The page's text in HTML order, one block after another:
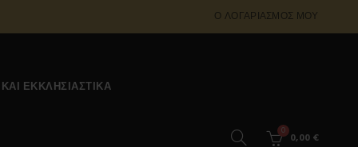
Ο ΛΟΓΑΡΙΑΣΜΌΣ ΜΟΥ
ΕΚΚΛΗΣΙΑΣΤΙΚΆ
0 0,00 €